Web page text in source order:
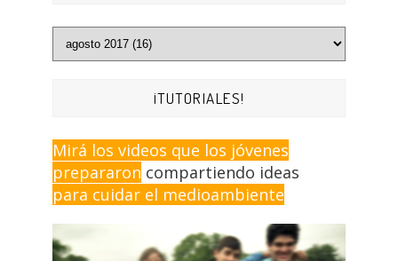
¡TUTORIALES!
Mirá los videos que los jóvenes
prepararon compartiendo ideas
para cuidar el medioambiente